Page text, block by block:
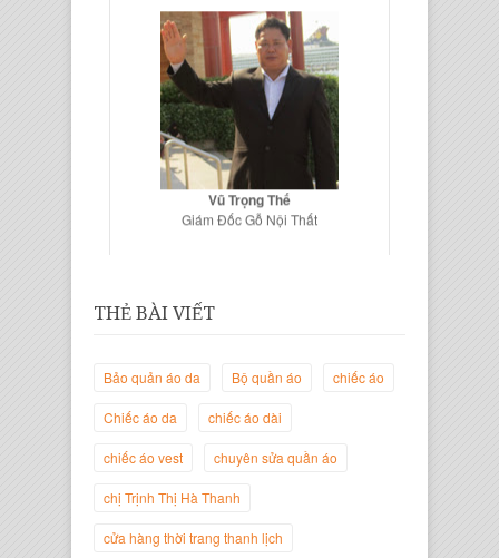
Vũ Trọng Thế
Giám Đốc Gỗ Nội Thất
Trịnh Thị Hà Thanh
Trang Thanh Lịch
THẺ BÀI VIẾT
Bảo quản áo da Bộ quần áo chiếc áo
Chiếc áo da chiếc áo dài
chiếc áo vest chuyên sửa quần áo
chị Trịnh Thị Hà Thanh
cửa hàng thời trang thanh lịch